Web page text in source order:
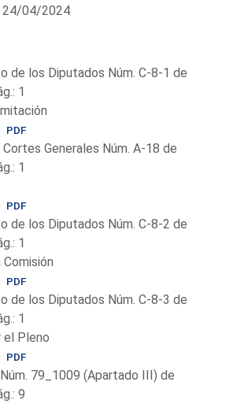
24/04/2024
de los Diputados Núm. C-8-1 de
1
PDF
Cortes Generales Núm. A-18 de
1
PDF
de los Diputados Núm. C-8-2 de
1
PDF
de los Diputados Núm. C-8-3 de
1
el Pleno
PDF
Núm. 79_1009 (Apartado III) de
9